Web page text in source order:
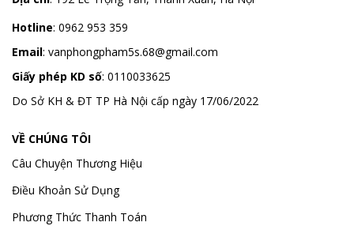
Hotline: 0962 953 359
Email: vanphongpham5s.68@gmail.com
Giấy phép KD số: 0110033625
Do Sở KH & ĐT TP Hà Nội cấp ngày 17/06/2022
VỀ CHÚNG TÔI
Câu Chuyện Thương Hiệu
Điều Khoản Sử Dụng
Phương Thức Thanh Toán